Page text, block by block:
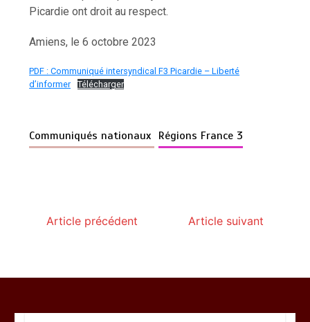
Picardie ont droit au respect.
Amiens, le 6 octobre 2023
PDF : Communiqué intersyndical F3 Picardie – Liberté
d’informer
Télécharger
Communiqués nationaux Régions France 3
Article précédent Article suivant